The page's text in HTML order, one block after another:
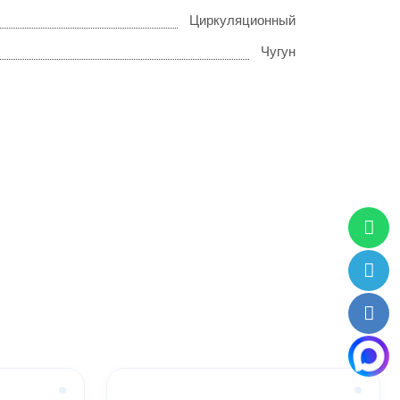
Циркуляционный
Чугун